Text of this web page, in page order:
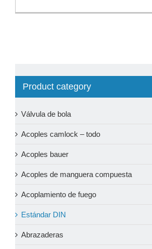
Product category
Válvula de bola
Acoples camlock – todo
Acoples bauer
Acoples de manguera compuesta
Acoplamiento de fuego
Estándar DIN
Abrazaderas